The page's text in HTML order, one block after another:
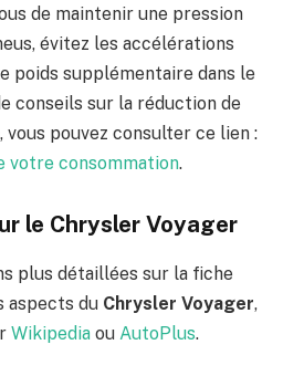
de maintenir une pression
évitez les accélérations
poids supplémentaire dans le
conseils sur la réduction de
pouvez consulter ce lien :
votre consommation.
le Chrysler Voyager
plus détaillées sur la fiche
aspects du Chrysler Voyager,
Wikipedia ou AutoPlus.